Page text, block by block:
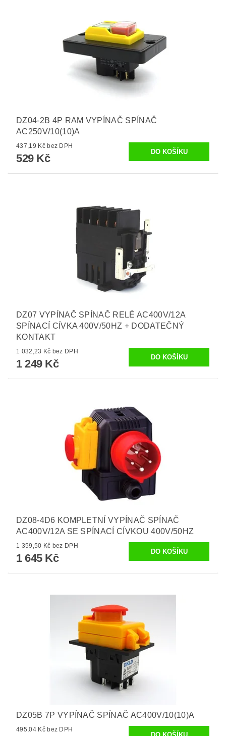
DZ04-2B 4P RAM VYPÍNAČ SPÍNAČ
AC250V/10(10)A
437,19 Kč bez DPH
529 Kč
DZ07 VYPÍNAČ SPÍNAČ RELÉ AC400V/12A
SPÍNACÍ CÍVKA 400V/50HZ + DODATEČNÝ
KONTAKT
1 032,23 Kč bez DPH
1 249 Kč
DZ08-4D6 KOMPLETNÍ VYPÍNAČ SPÍNAČ
AC400V/12A SE SPÍNACÍ CÍVKOU 400V/50HZ
1 359,50 Kč bez DPH
1 645 Kč
DZ05B 7P VYPÍNAČ SPÍNAČ AC400V/10(10)A
495,04 Kč bez DPH